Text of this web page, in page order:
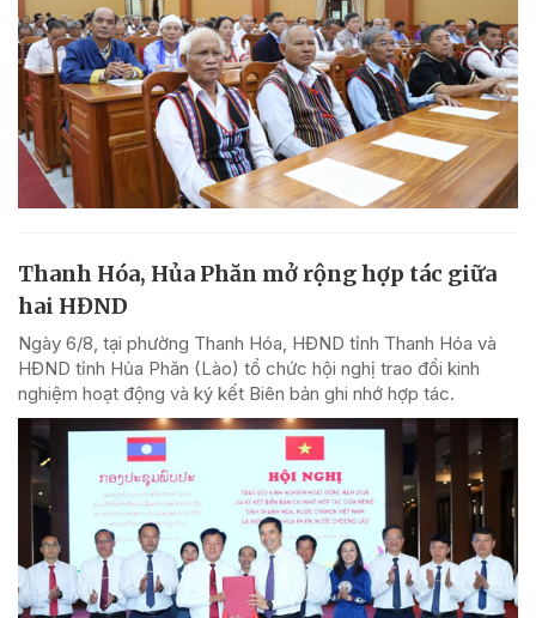
Thanh Hóa, Hủa Phăn mở rộng hợp tác giữa
hai HĐND
Ngày 6/8, tại phường Thanh Hóa, HĐND tỉnh Thanh Hóa và
HĐND tỉnh Hủa Phăn (Lào) tổ chức hội nghị trao đổi kinh
nghiệm hoạt động và ký kết Biên bản ghi nhớ hợp tác.